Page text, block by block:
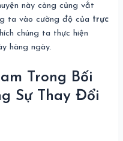
này càng củng vắt
ta vào cường độ của trực
chúng ta thực hiện
hàng ngày.
Trong Bối
Sự Thay Đổi